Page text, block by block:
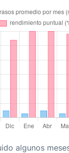
algunos